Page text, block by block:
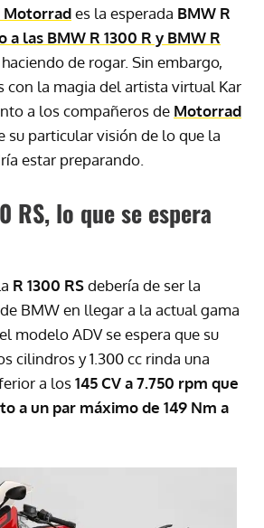
Motorrades la esperada BMW R
a las BMW R 1300 R y BMW R
de rogar. Sin embargo,
con la magia del artista virtual Kar
a los compañeros de Motorrad
su particular visión de lo que la
estar preparando.
RS, lo que se espera
R 1300 RSdebería de ser la
BMW en llegar a la actual gama
modelo ADV se espera que su
cilindros y 1.300 cc rinda una
a los145 CV a 7.750 rpm que
a un par máximo de 149 Nm a